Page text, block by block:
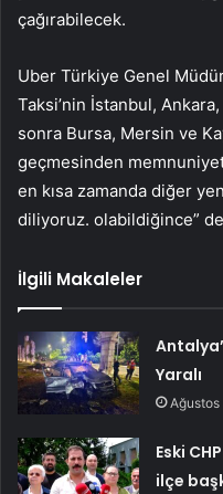
çağırabilecek.
Uber Türkiye Genel
Taksi’nin İstanbul,
sonra Bursa, Mersin ve
geçmesinden
en kısa zamanda diğer
diliyoruz. olabildiğince”
İlgili Makaleler
Yaralı
Eski
ilçe